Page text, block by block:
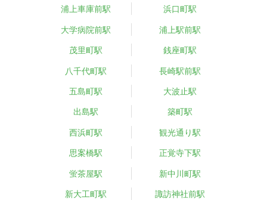
浦上車庫前駅 浜口町駅
大学病院前駅 浦上駅前駅
茂里町駅 銭座町駅
八千代町駅 長崎駅前駅
五島町駅 大波止駅
出島駅 築町駅
西浜町駅 観光通り駅
思案橋駅 正覚寺下駅
蛍茶屋駅 新中川町駅
新大工町駅 諏訪神社前駅